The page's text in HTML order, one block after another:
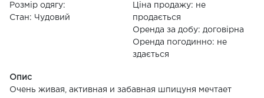
Розмір одягу:
Стан: Чудовий
Ціна продажу: не
продається
Оренда за добу: договірна
Оренда погодинно: не
здається
Опис
Очень живая, активная и забавная шпицуня мечтает